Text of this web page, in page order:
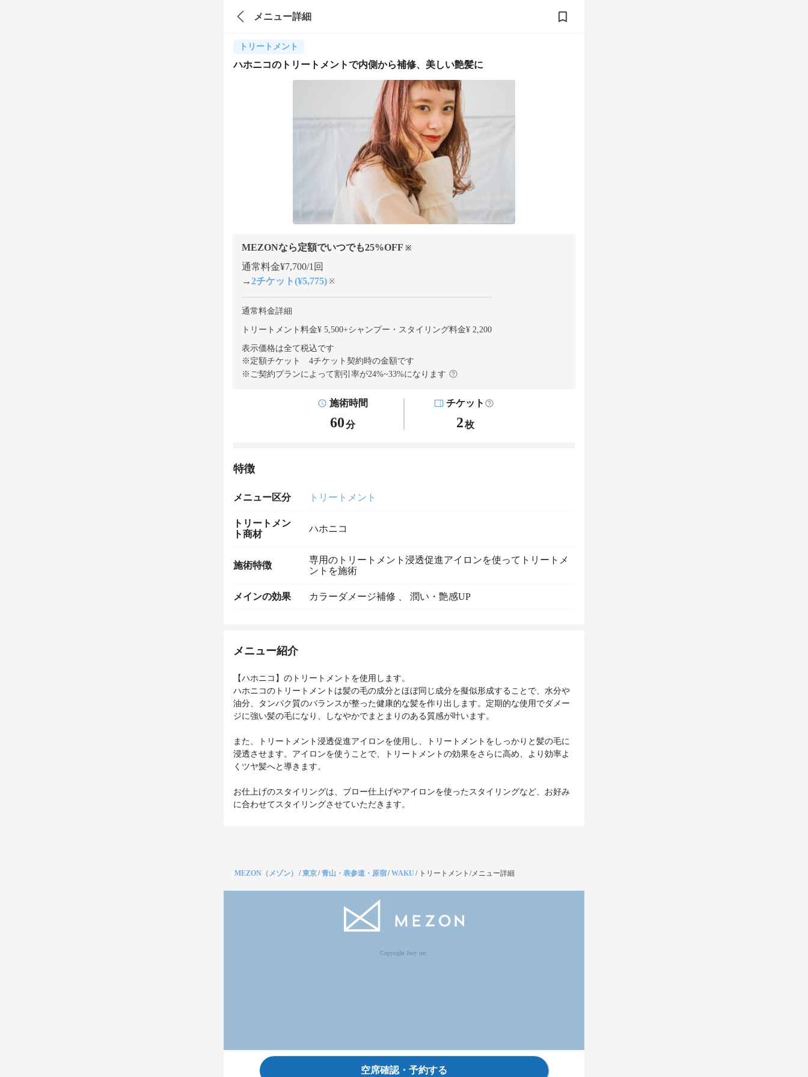
メニュー詳細
トリートメント
ハホニコのトリートメントで内側から補修、美しい艶髪に
MEZONなら定額でいつでも25%OFF ※
通常料金¥7,700/1回
→2チケット(¥5,775) ※
通常料金詳細
トリートメント料金¥ 5,500+シャンプー・スタイリング料金¥ 2,200
表示価格は全て税込です
※定額チケット 4チケット契約時の金額です
※ご契約プランによって割引率が24%~33%になります
施術時間
60分
チケット
2枚
特徴
メニュー区分 トリートメント
トリートメン
ト商材
ハホニコ
施術特徴
専用のトリートメント浸透促進アイロンを使ってトリートメ
ントを施術
メインの効果 カラーダメージ補修 潤い・艶感UP
メニュー紹介
【ハホニコ】のトリートメントを使用します。
ハホニコのトリートメントは髪の毛の成分とほぼ同じ成分を擬似形成することで、水分や
油分、タンパク質のバランスが整った健康的な髪を作り出します。定期的な使用でダメー
ジに強い髪の毛になり、しなやかでまとまりのある質感が叶います。
また、トリートメント浸透促進アイロンを使用し、トリートメントをしっかりと髪の毛に
浸透させます。アイロンを使うことで、トリートメントの効果をさらに高め、より効率よ
くツヤ髪へと導きます。
お仕上げのスタイリングは、ブロー仕上げやアイロンを使ったスタイリングなど、お好み
に合わせてスタイリングさせていただきます。
MEZON（メゾン） /東京/青山・表参道・原宿/WAKU/ トリートメント/メニュー詳細
Copyright Jocy inc.
空席確認・予約する